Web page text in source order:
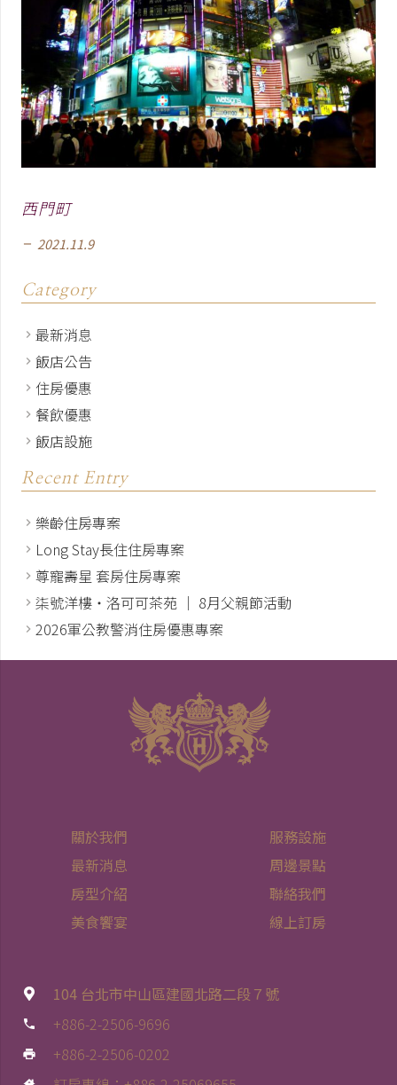
西門町
remove 2021.11.9
Category
最新消息
飯店公告
住房優惠
餐飲優惠
飯店設施
Recent Entry
樂齡住房專案
Long Stay長住住房專案
尊寵壽星 套房住房專案
柒號洋樓・洛可可茶苑 │ 8月父親節活動
2026軍公教警消住房優惠專案
關於我們
最新消息
房型介紹
美食饗宴
服務設施
周邊景點
聯絡我們
線上訂房
104 台北市中山區建國北路二段７號
phone +886-2-2506-9696
print +886-2-2506-0202